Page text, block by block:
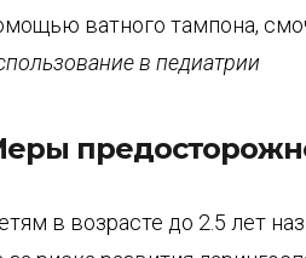
ватного тампона,
в педиатрии
в возрасте до 2.5 лет